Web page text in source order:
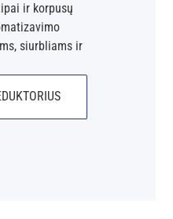
ir korpusų
siurbliams ir